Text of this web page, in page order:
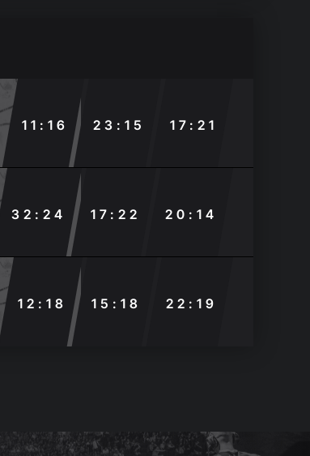
11:16 23:15 17:21
32:24 17:22 20:14
12:18 15:18 22:19